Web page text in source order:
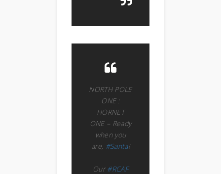
NORTH POLE
ONE :
HORNET
ONE – Ready
when you
are, #Santa!
Our#RCAF